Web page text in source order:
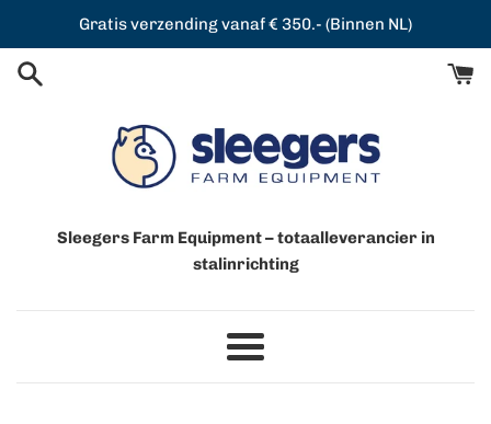
de
content
Gratis verzending vanaf € 350.- (Binnen NL)
Sleegers Farm Equipment – totaalleverancier in
stalinrichting
Menu